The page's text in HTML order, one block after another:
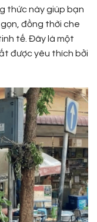
thức này giúp bạn
đồng thời che
tế. Đây là một
được yêu thích bởi